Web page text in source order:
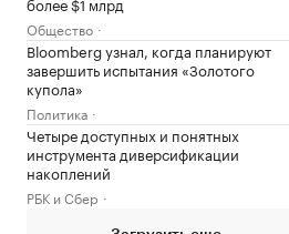
Общество
Bloomberg узнал, когда планируют
завершить испытания «Золотого
купола»
Политика
Четыре доступных и понятных
инструмента диверсификации
накоплений
РБК и Сбер